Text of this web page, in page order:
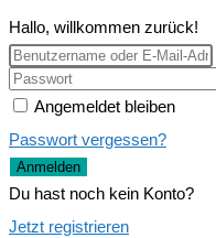
Hallo, willkommen zurück!
Angemeldet bleiben
Passwort vergessen?
Anmelden
Du hast noch kein Konto?
Jetzt registrieren